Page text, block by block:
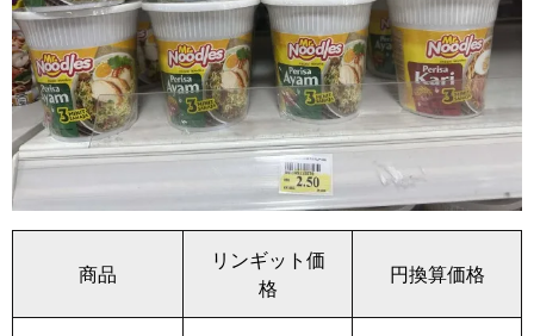
商品
リンギット価
格
円換算価格